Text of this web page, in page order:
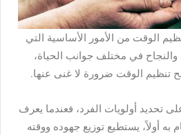
الوقت من الأمور الأساسية التي
في مختلف جوانب الحياة،
تنظيم الوقت ضرورة لا غنى عنها.
تحديد أولويات الفرد، فعندما يعرف
أولاً، يستطيع توزيع جهوده ووقته